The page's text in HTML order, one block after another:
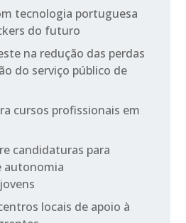
tecnologia portuguesa
do futuro
na redução das perdas
do serviço público de
cursos profissionais em
candidaturas para
autonomia
locais de apoio à